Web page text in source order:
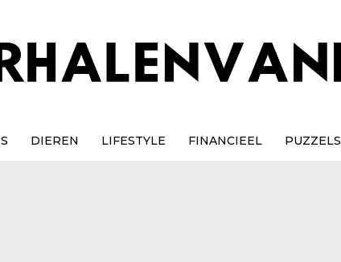
DIEREN LIFESTYLE FINANCIEEL PUZZELS